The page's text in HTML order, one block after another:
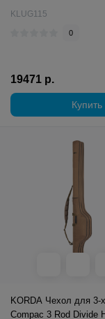
KLUG115
0
19471 р.
Купить
KORDA Чехол для
Compac 3 Rod Divide